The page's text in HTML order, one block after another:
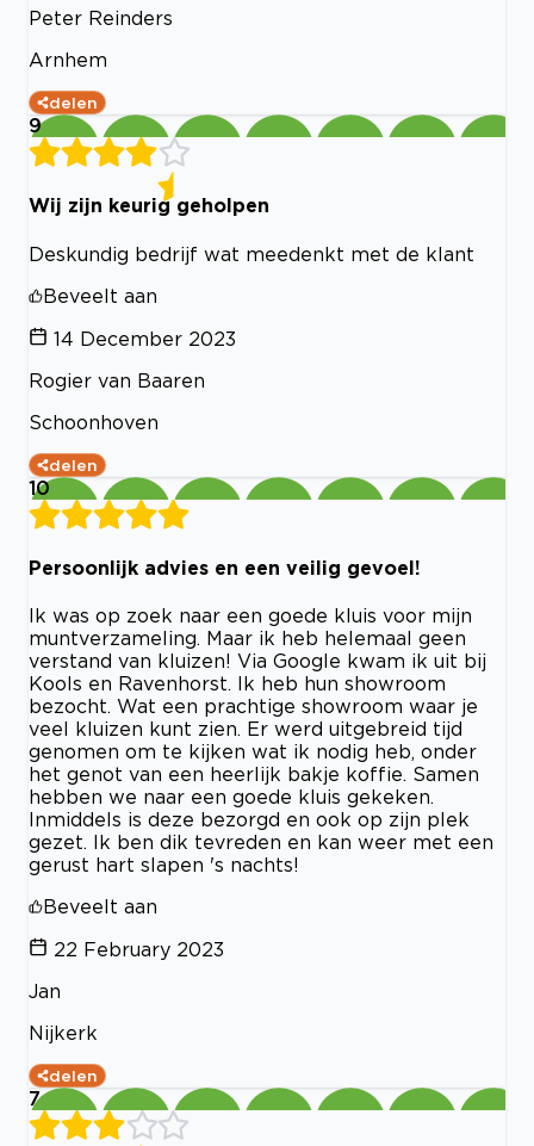
Peter Reinders
Arnhem
delen
9
Wij zijn keurig geholpen
Deskundig bedrijf wat meedenkt met de klant
Beveelt aan
14 December 2023
Rogier van Baaren
Schoonhoven
delen
10
Persoonlijk advies en een veilig gevoel!
Ik was op zoek naar een goede kluis voor mijn
muntverzameling. Maar ik heb helemaal geen
verstand van kluizen! Via Google kwam ik uit bij
Kools en Ravenhorst. Ik heb hun showroom
bezocht. Wat een prachtige showroom waar je
veel kluizen kunt zien. Er werd uitgebreid tijd
genomen om te kijken wat ik nodig heb, onder
het genot van een heerlijk bakje koffie. Samen
hebben we naar een goede kluis gekeken.
Inmiddels is deze bezorgd en ook op zijn plek
gezet. Ik ben dik tevreden en kan weer met een
gerust hart slapen 's nachts!
Beveelt aan
22 February 2023
Jan
Nijkerk
delen
7